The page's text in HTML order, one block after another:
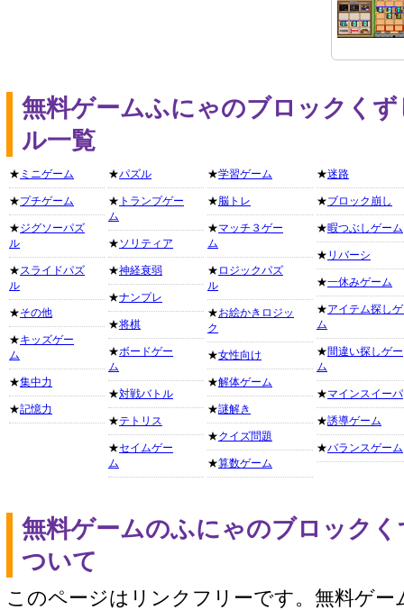
無料ゲームふにゃのブロックく
ル一覧
★ ミニゲーム
★プチゲーム
★ジグソーパズ
ル
★スライドパズ
ル
★その他
★キッズゲー
ム
★集中力
★記憶力
★パズル
★ トランプゲー
ム
★ソリティア
★神経衰弱
★ナンプレ
★将棋
★ボードゲー
ム
★対戦バトル
★テトリス
★セイムゲー
ム
★学習ゲーム
★脳トレ
★マッチ３ゲー
ム
★ ロジックパズ
ル
★お絵かきロジッ
ク
★女性向け
★解体ゲーム
★謎解き
★クイズ問題
★算数ゲーム
★迷路
★ブロック崩し
★暇つぶしゲーム
★ リバーシ
★一休みゲーム
★アイテム探し
ム
★間違い探しゲー
ム
★マインスイーパ
★誘導ゲーム
★バランスゲーム
無料ゲームのふにゃのブロック
ついて
このページはリンクフリーです。無料ゲー